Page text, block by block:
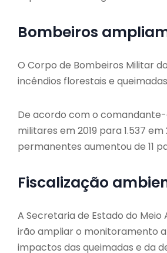
Bombeiros
O Corpo de Bombeiros Militar
incêndios florestais e
De acordo com o
militares em 2019 para 1.537
permanentes aumentou de 11
Fiscalização
A Secretaria de Estado do
irão ampliar o monitoramento
impactos das queimadas e da